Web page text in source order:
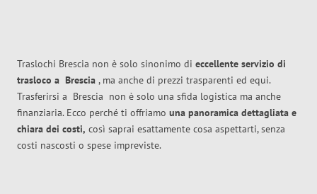
Traslochi Brescia non è solo sinonimo di eccellente servizio di
trasloco a Brescia , ma anche di prezzi trasparenti ed equi.
Trasferirsi a Brescia non è solo una sfida logistica ma anche
finanziaria. Ecco perché ti offriamo una panoramica dettagliata e
chiara dei costi, così saprai esattamente cosa aspettarti, senza
costi nascosti o spese impreviste.